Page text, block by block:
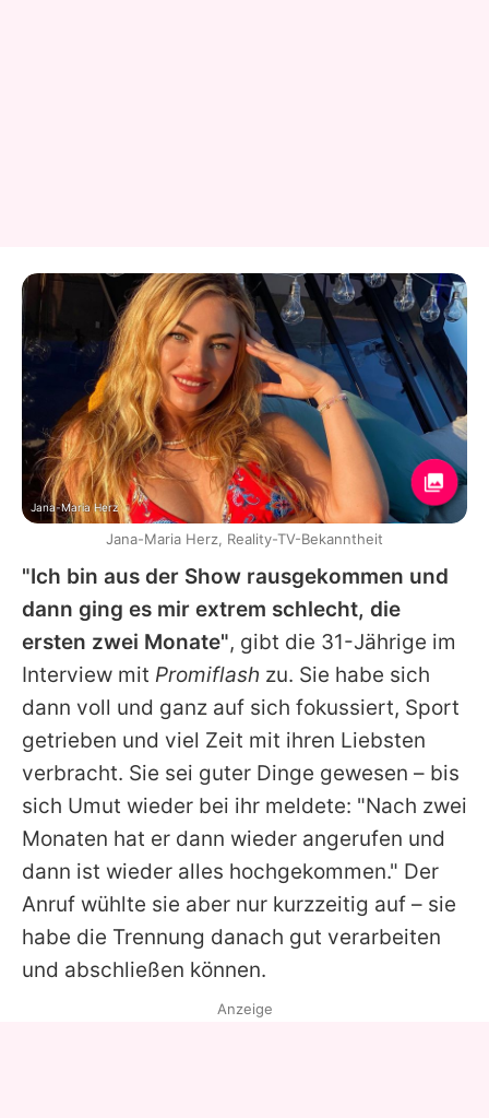
"Ich bin aus der Show rausgekommen und
dann ging es mir extrem schlecht, die
ersten zwei Monate", gibt die 31-Jährige im
Interview mit Promiflash zu. Sie habe sich
dann voll und ganz auf sich fokussiert, Sport
getrieben und viel Zeit mit ihren Liebsten
verbracht. Sie sei guter Dinge gewesen – bis
sich Umut wieder bei ihr meldete: "Nach zwei
Monaten hat er dann wieder angerufen und
dann ist wieder alles hochgekommen." Der
Anruf wühlte sie aber nur kurzzeitig auf – sie
habe die Trennung danach gut verarbeiten
und abschließen können.
Jana-Maria Herz
Jana-Maria Herz, Reality-TV-Bekanntheit
Anzeige